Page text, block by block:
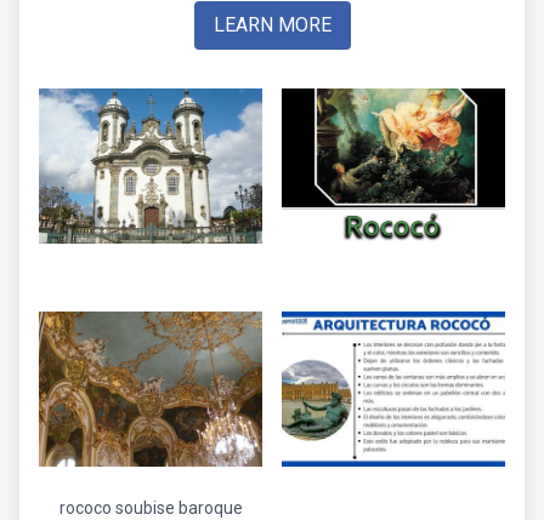
LEARN MORE
rococo soubise baroque